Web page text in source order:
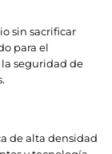
sin sacrificar
para el
seguridad de
de alta densidad